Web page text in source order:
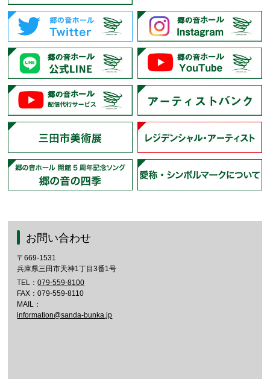
お問い合わせ
〒669-1531
兵庫県三田市天神1丁目3番1号
TEL：079-559-8100
FAX：079-559-8110
MAIL：
information@sanda-bunka.jp